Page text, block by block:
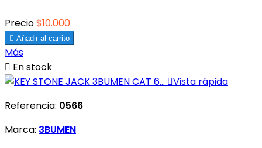
Precio$10.000
 Añadir al carrito
Más
 En stock
Vista rápida
Referencia: 0566
Marca: 3BUMEN